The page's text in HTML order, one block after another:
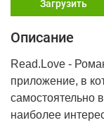
Загрузить
Описание
Read.Love -
приложение, в
самостоятельно
наиболее